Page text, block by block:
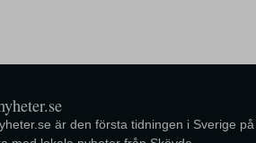
är den första tidningen i Sverige